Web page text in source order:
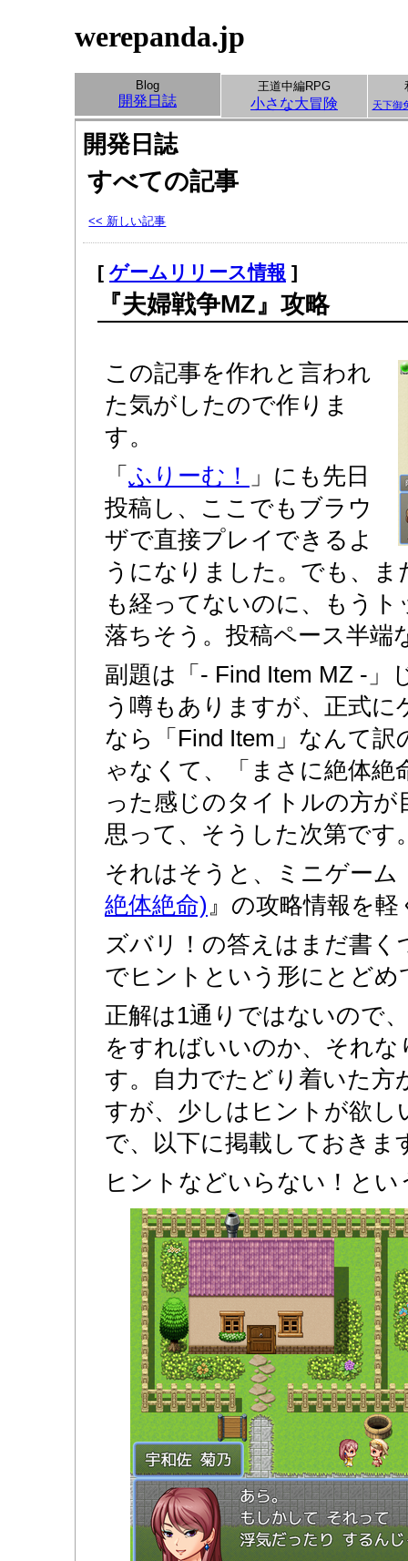
werepanda.jp
Blog
開発日誌
王道中編RPG
小さな大冒険 天下御
開発日誌
すべての記事
<< 新しい記事
[ ゲームリリース情報 ]
『夫婦戦争MZ』攻略
この記事を作れと言われ
た気がしたので作りま
す。
「 ふりーむ！
」にも先日
投稿し、ここでもブラウ
ザで直接プレイできるよ
うになりました。でも、ま
も経ってないのに、もう
落ちそう。投稿ペース半端
副題は「- Find Item MZ -」
う噂もありますが、正式
なら「Find Item」なんて
ゃなくて、「まさに絶体絶
った感じのタイトルの方
思って、そうした次第です
それはそうと、ミニゲーム
絶体絶命) 』の攻略情報を
ズバリ！の答えはまだ書
でヒントという形にとどめ
正解は1通りではないので
をすればいいのか、それ
す。自力でたどり着いた方
すが、少しはヒントが欲し
で、以下に掲載しておきま
ヒントなどいらない！と